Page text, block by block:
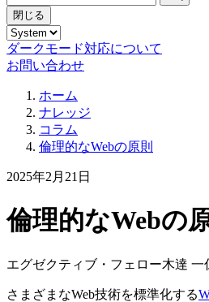
閉じる
ダークモード対応について
お問い合わせ
ホーム
ナレッジ
コラム
倫理的なWebの原則
2025年2月21日
倫理的なWebの
エグゼクティブ・フェロー木達 一
さまざまなWeb技術を標準化する